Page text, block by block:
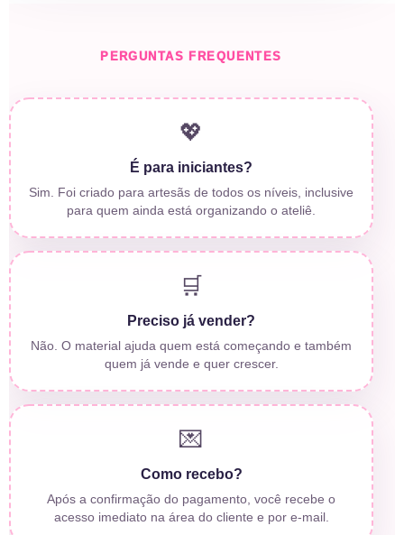
PERGUNTAS FREQUENTES
💖
É para iniciantes?
Sim. Foi criado para artesãs de todos os níveis, inclusive
para quem ainda está organizando o ateliê.
🛒
Preciso já vender?
Não. O material ajuda quem está começando e também
quem já vende e quer crescer.
💌
Como recebo?
Após a confirmação do pagamento, você recebe o
acesso imediato na área do cliente e por e-mail.